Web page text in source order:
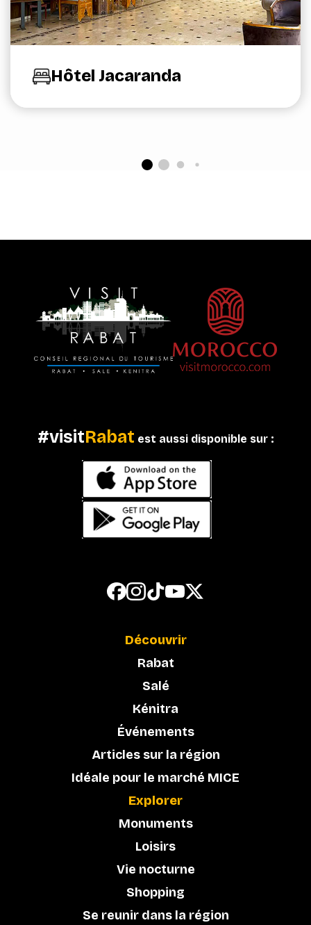
Hôtel Jacaranda
#visitRabat est aussi disponible sur :
Découvrir
Rabat
Salé
Kénitra
Événements
Articles sur la région
Idéale pour le marché MICE
Explorer
Monuments
Loisirs
Vie nocturne
Shopping
Se reunir dans la région